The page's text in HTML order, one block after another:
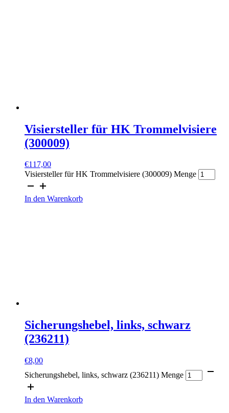
Visiersteller für HK Trommelvisiere
(300009)
€117,00
Visiersteller für HK Trommelvisiere (300009) Menge
In den Warenkorb
Sicherungshebel, links, schwarz
(236211)
€8,00
Sicherungshebel, links, schwarz (236211) Menge
In den Warenkorb